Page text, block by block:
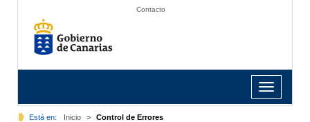
Contacto
Toggle
navigation
Está en: Inicio > Control de Errores